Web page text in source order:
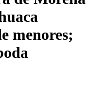
menores;